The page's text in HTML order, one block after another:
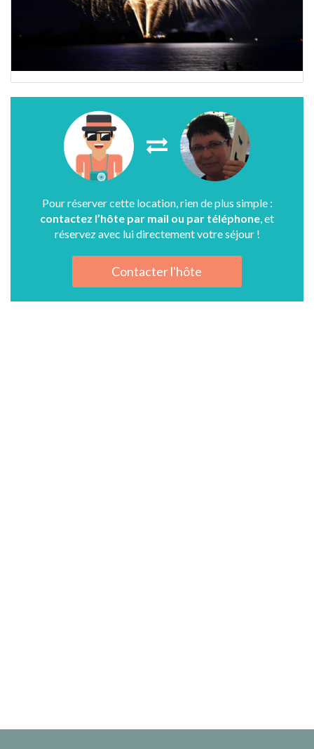
Pour réserver cette location, rien de plus simple :
contactez l’hôte par mail ou par téléphone, et
réservez avec lui directement votre séjour !
Contacter l'hôte